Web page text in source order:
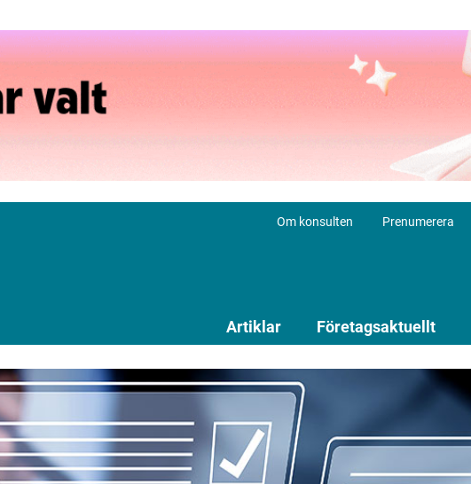
Om konsulten Prenumerera
Artiklar Företagsaktuellt